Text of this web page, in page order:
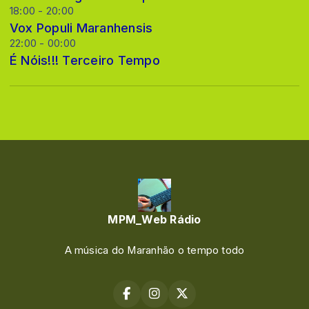
18:00 - 20:00
Vox Populi Maranhensis
22:00 - 00:00
É Nóis!!! Terceiro Tempo
MPM_Web Rádio
A música do Maranhão o tempo todo